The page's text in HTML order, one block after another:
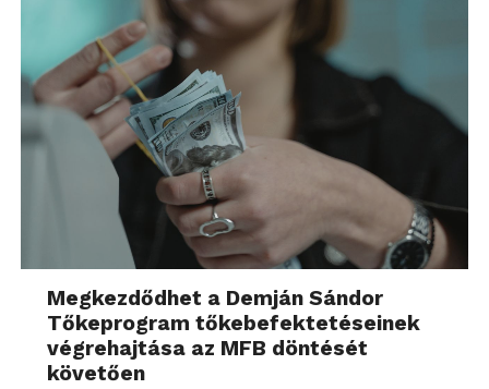
Megkezdődhet a Demján Sándor
Tőkeprogram tőkebefektetéseinek
végrehajtása az MFB döntését
követően